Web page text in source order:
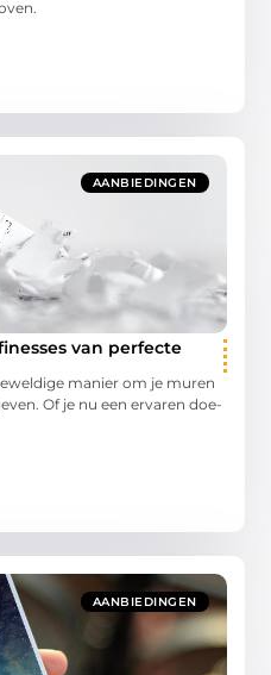
AANBIEDINGEN
van perfecte
manier om je muren
Of je nu een ervaren doe-
AANBIEDINGEN